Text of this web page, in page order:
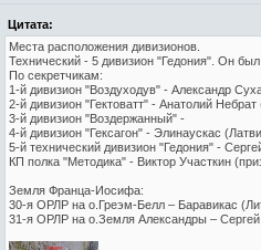
Цитата:
Места расположения дивизионов.
Технический - 5 дивизион "Гедония". Он
По секретчикам:
1-й дивизион "Воздуходув" - Александр
2-й дивизион "Гектоватт" - Анатолий Небрат
3-й дивизион "Воздержанный" -
4-й дивизион "Гексагон" - Элинаускас
5-й технический дивизион "Гедония" -
КП полка "Методика" - Виктор Участкин
Земля Франца-Иосифа:
30-я ОРЛР на о.Греэм-Белл – Баравикас
31-я ОРЛР на о.Земля Александры –